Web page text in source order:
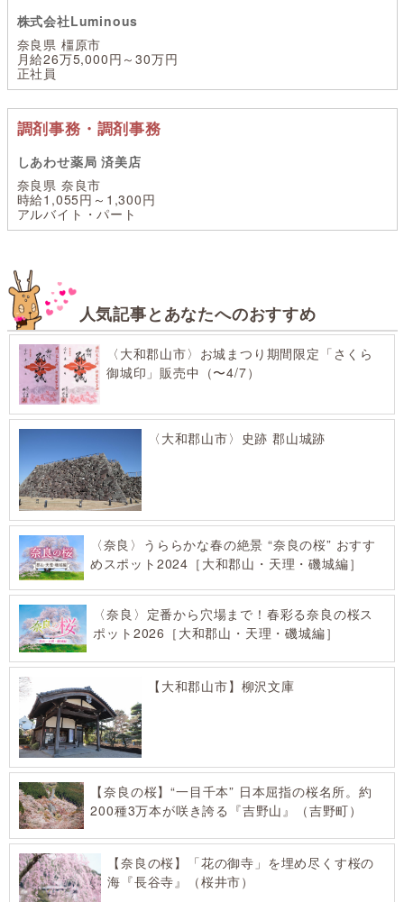
株式会社Luminous
奈良県 橿原市
月給26万5,000円～30万円
正社員
調剤事務・調剤事務
しあわせ薬局 済美店
奈良県 奈良市
時給1,055円～1,300円
アルバイト・パート
人気記事とあなたへのおすすめ
〈大和郡山市〉お城まつり期間限定「さくら
御城印」販売中（〜4/7）
〈大和郡山市〉史跡 郡山城跡
〈奈良〉うららかな春の絶景 “奈良の桜” おすす
めスポット2024［大和郡山・天理・磯城編］
〈奈良〉定番から穴場まで！春彩る奈良の桜ス
ポット2026［大和郡山・天理・磯城編］
【大和郡山市】柳沢文庫
【奈良の桜】“一目千本” 日本屈指の桜名所。約
200種3万本が咲き誇る『吉野山』（吉野町）
【奈良の桜】「花の御寺」を埋め尽くす桜の
海『長谷寺』（桜井市）